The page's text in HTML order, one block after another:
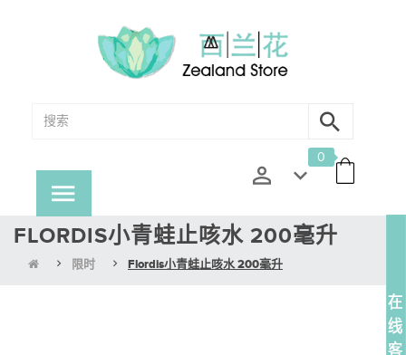
0
FLORDIS小青蛙止咳水 200毫升
限时 Flordis小青蛙止咳水 200毫升